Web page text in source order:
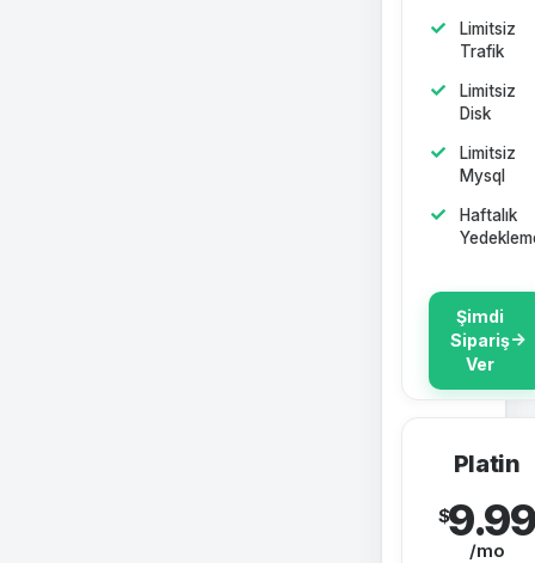
Limitsiz
Trafik
Limitsiz
Disk
Limitsiz
Mysql
Haftalık
Şimdi
Sipariş
Ver
Platin
$9.99
/mo